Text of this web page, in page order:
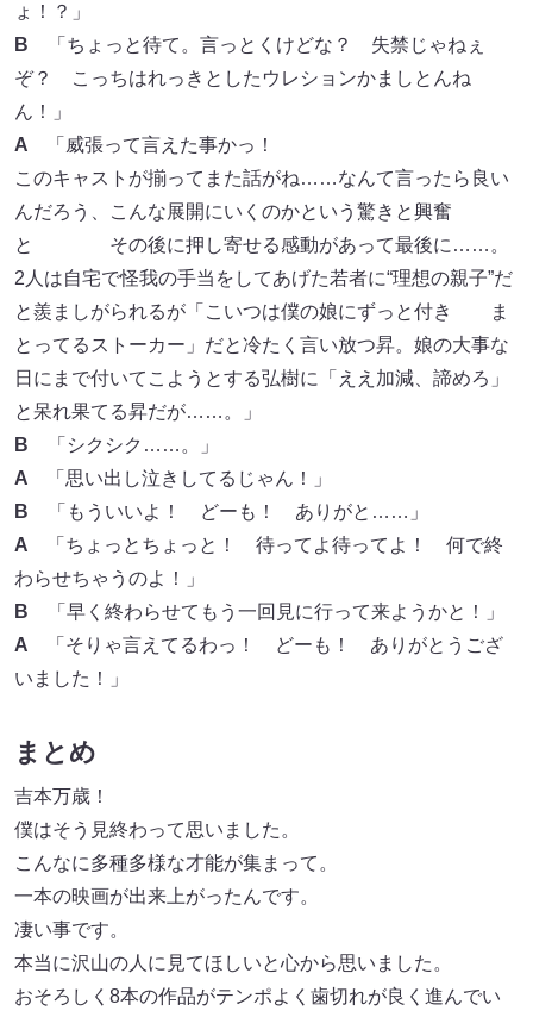
ょ！？」
B
「ちょっと待て。言っとくけどな？ 失禁じゃねぇ
ぞ？ こっちはれっきとしたウレションかましとんね
ん！」
A
「威張って言えた事かっ！
このキャストが揃ってまた話がね……なんて言ったら良い
んだろう、こんな展開にいくのかという驚きと興奮
と その後に押し寄せる感動があって最後に……。
2人は自宅で怪我の手当をしてあげた若者に“理想の親子”だ
と羨ましがられるが「こいつは僕の娘にずっと付き ま
とってるストーカー」だと冷たく言い放つ昇。娘の大事な
日にまで付いてこようとする弘樹に「ええ加減、諦めろ」
と呆れ果てる昇だが……。」
B
「シクシク……。」
A
「思い出し泣きしてるじゃん！」
B
「もういいよ！ どーも！ ありがと……」
A
「ちょっとちょっと！ 待ってよ待ってよ！ 何で終
わらせちゃうのよ！」
B
「早く終わらせてもう一回見に行って来ようかと！」
A
「そりゃ言えてるわっ！ どーも！ ありがとうござ
いました！」
まとめ
吉本万歳！
僕はそう見終わって思いました。
こんなに多種多様な才能が集まって。
一本の映画が出来上がったんです。
凄い事です。
本当に沢山の人に見てほしいと心から思いました。
おそろしく8本の作品がテンポよく歯切れが良く進んでい